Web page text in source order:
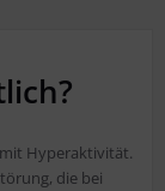
Hyperaktivität.
die bei